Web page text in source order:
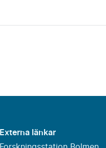
Externa länkar